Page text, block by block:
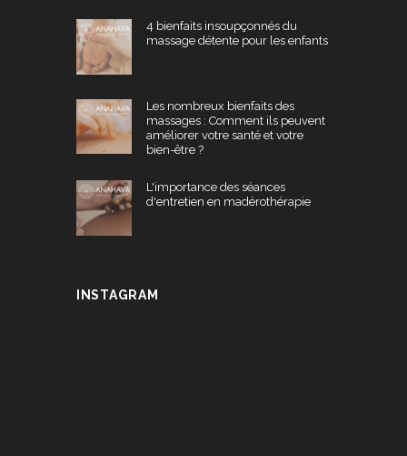
4 bienfaits insoupçonnés du
massage détente pour les enfants
Les nombreux bienfaits des
massages : Comment ils peuvent
améliorer votre santé et votre
bien-être ?
L'importance des séances
d'entretien en madérothérapie
INSTAGRAM